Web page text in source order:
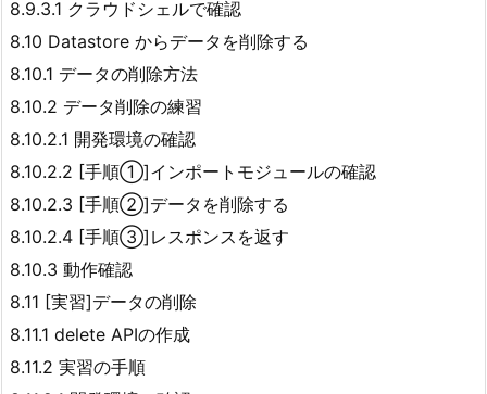
8.9.3.1 クラウドシェルで確認
8.10 Datastore からデータを削除する
8.10.1 データの削除方法
8.10.2 データ削除の練習
8.10.2.1 開発環境の確認
8.10.2.2 [手順①]インポートモジュールの確認
8.10.2.3 [手順②]データを削除する
8.10.2.4 [手順③]レスポンスを返す
8.10.3 動作確認
8.11 [実習]データの削除
8.11.1 delete APIの作成
8.11.2 実習の手順